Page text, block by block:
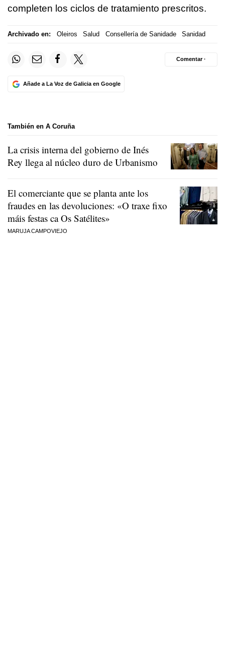
completen los ciclos de tratamiento prescritos.
Archivado en: Oleiros Salud Consellería de Sanidade Sanidad
Añade a La Voz de Galicia en Google
Comentar ·
También en A Coruña
La crisis interna del gobierno de Inés
Rey llega al núcleo duro de Urbanismo
El comerciante que se planta ante los
fraudes en las devoluciones: «O traxe fixo
máis festas ca Os Satélites»
MARUJA CAMPOVIEJO